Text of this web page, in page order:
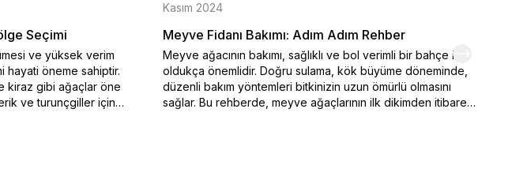
Seçimi
ve yüksek verim
hayati öneme sahiptir.
kiraz gibi ağaçlar öne
ve turunçgiller için
Kasım 2024
Meyve Fidanı Bakımı: Adım Adım Rehber
Meyve ağacının bakımı, sağlıklı ve bol verimli bir bahçe için
oldukça önemlidir. Doğru sulama, kök büyüme döneminde,
düzenli bakım yöntemleri bitkinizin uzun ömürlü olmasını
sağlar. Bu rehberde, meyve ağaçlarının ilk dikimden itibaren